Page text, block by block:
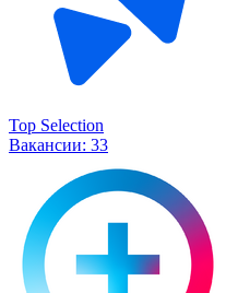
Top Selection
Вакансии: 33